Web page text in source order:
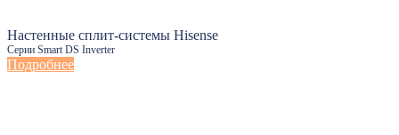
Настенные сплит-системы Hisense
Серии Smart DS Inverter
Подробнее